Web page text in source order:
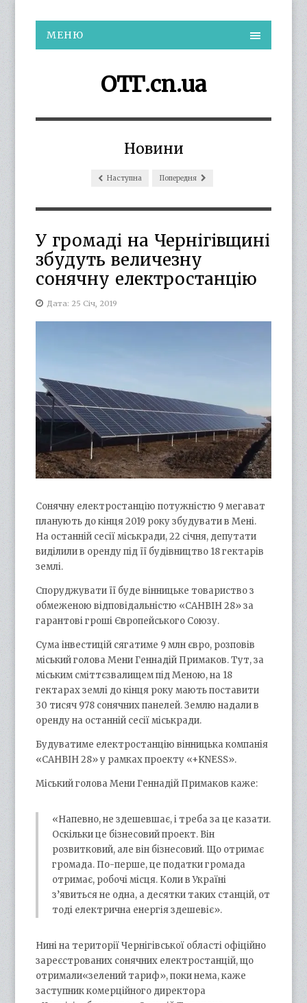
МЕНЮ
ОТГ.cn.ua
Новини
Наступна Попередня
У громаді на Чернігівщині
збудуть величезну
сонячну електростанцію
Дата: 25 Січ, 2019
Сонячну електростанцію потужністю 9 мегават
планують до кінця 2019 року збудувати в Мені.
На останній сесії міськради, 22 січня, депутати
виділили в оренду під її будівництво 18 гектарів
землі.
Споруджувати її буде вінницьке товариство з
обмеженою відповідальністю «САНВІН 28» за
гарантові гроші Європейського Союзу.
Сума інвестицій сягатиме 9 млн євро, розповів
міський голова Мени Геннадій Примаков. Тут, за
міським сміттєзвалищем під Меною, на 18
гектарах землі до кінця року мають поставити
30 тисяч 978 сонячних панелей. Землю надали в
оренду на останній сесії міськради.
Будуватиме електростанцію вінницька компанія
«САНВІН 28» у рамках проекту «+KNESS».
Міський голова Мени Геннадій Примаков каже:
«Напевно, не здешевшає, і треба за це казати.
Оскільки це бізнесовий проект. Він
розвитковий, але він бізнесовий. Що отримає
громада. По-перше, це податки громада
отримає, робочі місця. Коли в Україні
з’явиться не одна, а десятки таких станцій, от
тоді електрична енергія здешевіє».
Нині на території Чернігівської області офіційно
зареєстрованих сонячних електростанцій, що
отримали«зелений тариф», поки нема, каже
заступник комерційного директора